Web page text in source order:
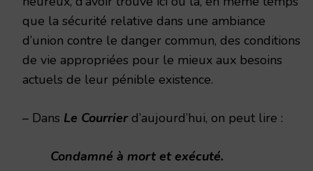
que la sécurité relative dans une ambiance
d’union contre le danger commun, des conditions
de vie appropriées pour le mieux aux besoins
actuels de leur pénible existence.
– Dans Le Courrier d’aujourd’hui, on peut lire :
Condamné à mort et exécuté.